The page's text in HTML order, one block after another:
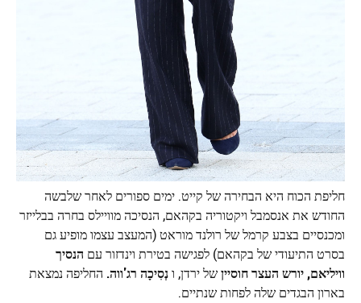
חליפת הכוח היא הבחירה של קייט. ימים ספורים לאחר שלבשה
החודש את אנסמבל ויקטוריה בקהאם, הנסיכה מוויילס בחרה בבלייזר
ומכנסיים בצבע קרמל של רולנד מוראט (המעצב עצמו מופיע גם
בסרט התיעודי של בקהאם) לפגישה בטירת וינדזור עם הנסיך
וויליאם, יורש העצרחוסייןשל ירדן, ונְסִיכָה רג'ווה. החליפה נמצאת
בארון הבגדים שלה לפחות שנתיים.